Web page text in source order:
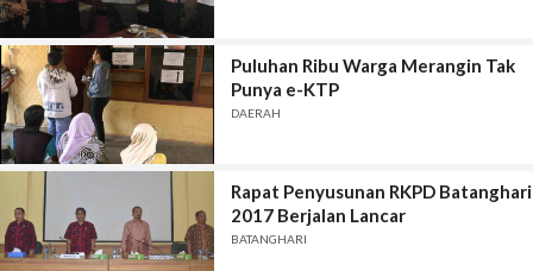
Puluhan Ribu Warga Merangin Tak
Punya e-KTP
DAERAH
Rapat Penyusunan RKPD Batanghari
2017 Berjalan Lancar
BATANGHARI